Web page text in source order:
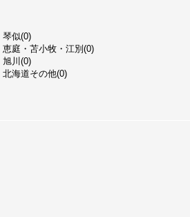
琴似(0)
恵庭・苫小牧・江別(0)
旭川(0)
北海道その他(0)